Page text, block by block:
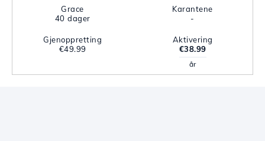
Grace
40 dager
Karantene
-
Gjenoppretting
€49.99
Aktivering
€38.99
år